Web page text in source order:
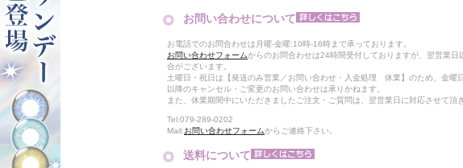
お問い合わせについて
お電話でのお問合わせは月曜-金曜:10時-16時まで承っております。
お問い合わせフォームからのお問合わせは24時間受付しておりますが、翌営業日
合がございます。
土曜日・祝日は【発送のみ営業／お問い合わせ・入金処理 休業】のため、金
以降のキャンセル・ご変更のお問い合わせは承りかねます。
また、休業期間中にいただきましたご注文・ご質問は、翌営業日に対応させて頂き
Tel:079-289-0202
Mail:お問い合わせフォームからご連絡下さい。
送料について